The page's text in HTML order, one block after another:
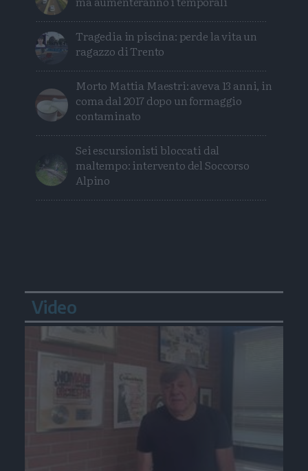
Tragedia in piscina: perde la vita un
ragazzo di Trento
Morto Mattia Maestri: aveva 13 anni, in
coma dal 2017 dopo un formaggio
contaminato
Sei escursionisti bloccati dal
maltempo: intervento del Soccorso
Alpino
Video